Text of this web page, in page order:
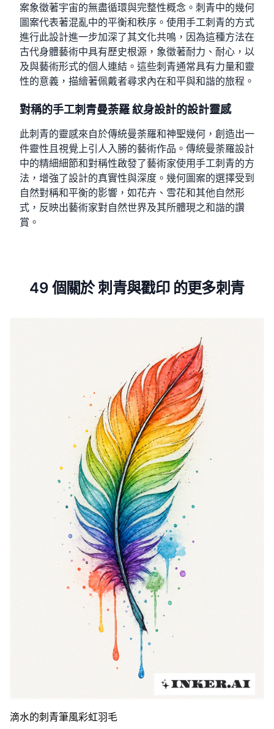
案象徵著宇宙的無盡循環與完整性概念。刺青中的幾何
圖案代表著混亂中的平衡和秩序。使用手工刺青的方式
進行此設計進一步加深了其文化共鳴，因為這種方法在
古代身體藝術中具有歷史根源，象徵著耐力、耐心，以
及與藝術形式的個人連結。這些刺青通常具有力量和靈
性的意義，描繪著佩戴者尋求內在和平與和諧的旅程。
對稱的手工刺青曼荼羅 紋身設計的設計靈感
此刺青的靈感來自於傳統曼荼羅和神聖幾何，創造出一
件靈性且視覺上引人入勝的藝術作品。傳統曼荼羅設計
中的精細細節和對稱性啟發了藝術家使用手工刺青的方
法，增強了設計的真實性與深度。幾何圖案的選擇受到
自然對稱和平衡的影響，如花卉、雪花和其他自然形
式，反映出藝術家對自然世界及其所體現之和諧的讚
賞。
49 個關於 刺青與戳印 的更多刺青
滴水的刺青筆風彩虹羽毛